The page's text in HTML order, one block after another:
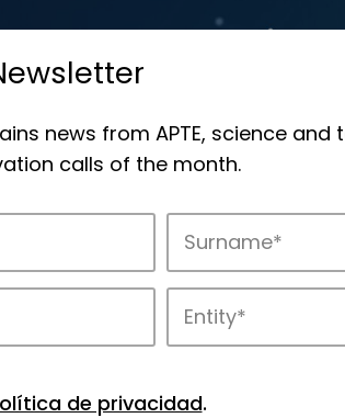
APTE’s parks.
news from APTE, science
calls of the month.
de privacidad.